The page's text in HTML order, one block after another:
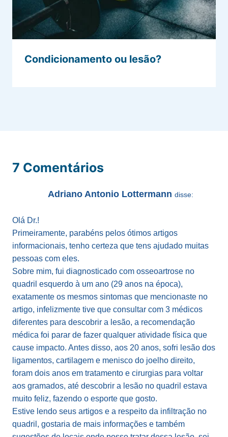
Condicionamento ou lesão?
7 Comentários
Adriano Antonio Lottermann disse:
Olá Dr.!
Primeiramente, parabéns pelos ótimos artigos
informacionais, tenho certeza que tens ajudado muitas
pessoas com eles.
Sobre mim, fui diagnosticado com osseoartrose no
quadril esquerdo à um ano (29 anos na época),
exatamente os mesmos sintomas que mencionaste no
artigo, infelizmente tive que consultar com 3 médicos
diferentes para descobrir a lesão, a recomendação
médica foi parar de fazer qualquer atividade física que
cause impacto. Antes disso, aos 20 anos, sofri lesão dos
ligamentos, cartilagem e menisco do joelho direito,
foram dois anos em tratamento e cirurgias para voltar
aos gramados, até descobrir a lesão no quadril estava
muito feliz, fazendo o esporte que gosto.
Estive lendo seus artigos e a respeito da infiltração no
quadril, gostaria de mais informações e também